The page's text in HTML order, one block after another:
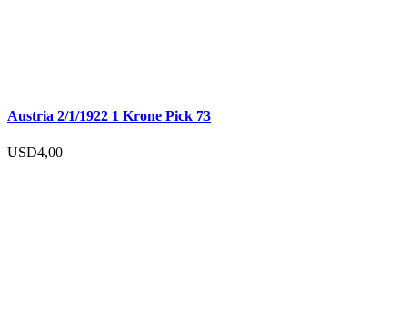
Austria 2/1/1922 1 Krone Pick 73
USD4,00